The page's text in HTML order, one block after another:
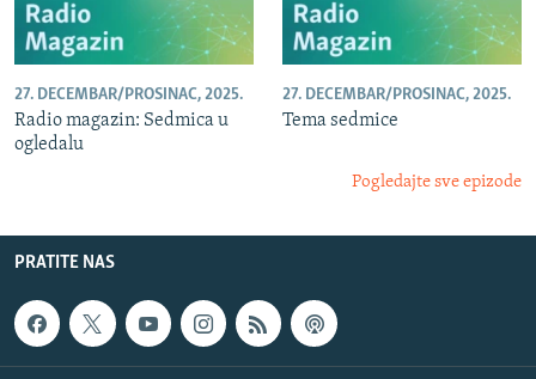
27. DECEMBAR/PROSINAC, 2025.
Radio magazin: Sedmica u
ogledalu
27. DECEMBAR/PROSINAC, 2025.
Tema sedmice
Pogledajte sve epizode
PRATITE NAS